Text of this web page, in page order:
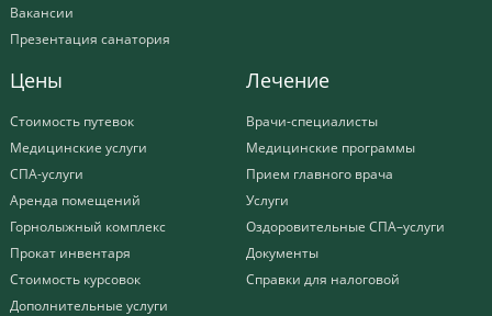
Вакансии
Презентация санатория
Цены
Стоимость путевок
Медицинские услуги
СПА-услуги
Аренда помещений
Горнолыжный комплекс
Прокат инвентаря
Стоимость курсовок
Дополнительные услуги
Лечение
Врачи-специалисты
Медицинские программы
Прием главного врача
Услуги
Оздоровительные СПА–услуги
Документы
Справки для налоговой